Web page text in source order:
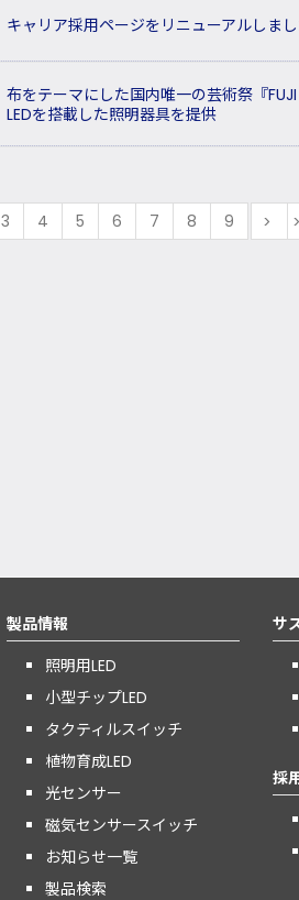
キャリア採用ページをリニューアルしま
布をテーマにした国内唯一の芸術祭『
LEDを搭載した照明器具を提供
3 4 5 6 7 8 9
製品情報
照明用LED
小型チップLED
タクティルスイッチ
植物育成LED
光センサー
磁気センサースイッチ
お知らせ一覧
製品検索
サ
採